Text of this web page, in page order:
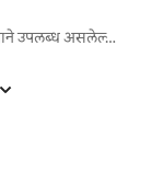
सुट्टीसाठी भाड्याने उपलब्ध असलेल्या जागा